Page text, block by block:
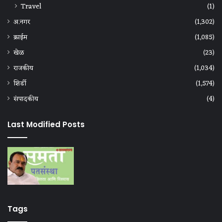
Travel
(1)
अ.नगर
(1,302)
क्राईम
(1,085)
खेळ
(23)
राजकीय
(1,034)
शिर्डी
(1,574)
संपादकीय
(4)
Last Modified Posts
Tags